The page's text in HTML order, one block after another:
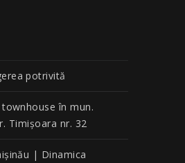
potrivită
în mun.
Timișoara nr. 32
| Dinamica